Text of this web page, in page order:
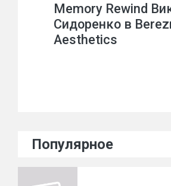
Memory Rewind
Сидоренко в
Aesthetics
Популярное